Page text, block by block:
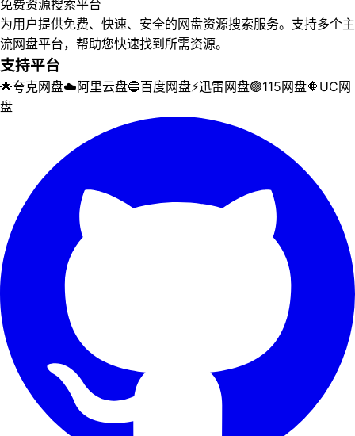
免费资源搜索平台
为用户提供免费、快速、安全的网盘资源搜索服务。支持多个主
流网盘平台，帮助您快速找到所需资源。
支持平台
🌟夸克网盘☁️阿里云盘🔵百度网盘⚡迅雷网盘🟢115网盘🔶UC网
盘